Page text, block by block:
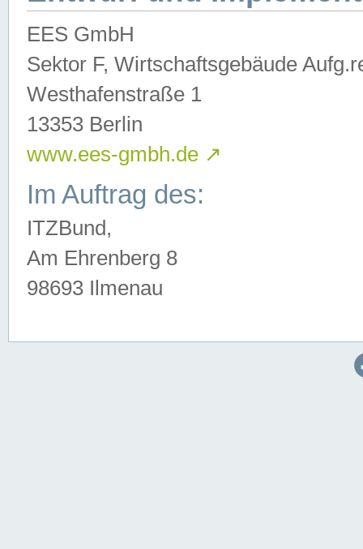
EES GmbH
Sektor F, Wirtschaftsgebäude
Westhafenstraße 1
13353 Berlin
www.ees-gmbh.de ↗
Im Auftrag des:
ITZBund,
Am Ehrenberg 8
98693 Ilmenau